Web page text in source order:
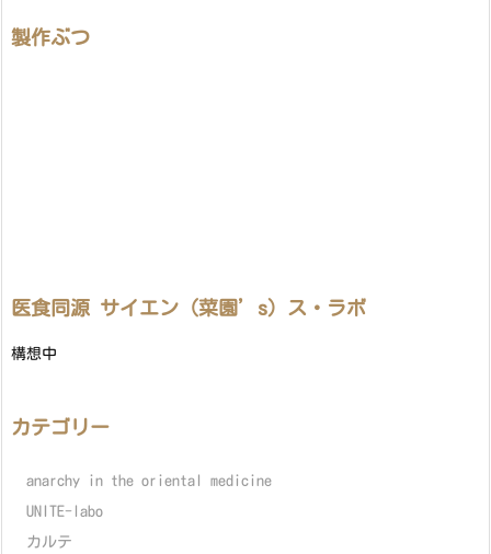
製作ぶつ
医食同源 サイエン（菜園’s）ス・ラボ
構想中
カテゴリー
anarchy in the oriental medicine
UNITE-labo
カルテ